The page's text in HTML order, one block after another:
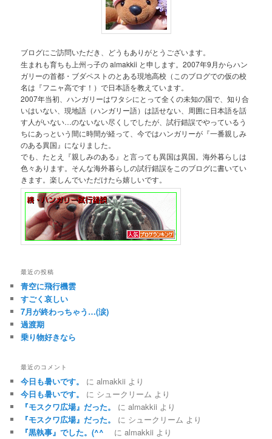
ブログにご訪問いただき、どうもありがとうございます。
生まれも育ちも上州っ子の almakkii と申します。2007年9月からハン
ガリーの首都・ブダペストのとある現地高校（このブログでの仮の校
名は『フニャ高です！）で日本語を教えています。
2007年当初、ハンガリーはワタシにとって全くの未知の国で、知り合
いはいない、現地語（ハンガリー語）は話せない、周囲に日本語を話
す人がいない…のないない尽くしでしたが、試行錯誤でやっているう
ちにあっという間に時間が経って、今ではハンガリーが『一番親しみ
のある異国』になりました。
でも、たとえ『親しみのある』と言っても異国は異国。海外暮らしは
色々あります。そんな海外暮らしの試行錯誤をこのブログに書いてい
きます。楽しんでいただけたら嬉しいです。
最近の投稿
青空に飛行機雲
すごく哀しい
7月が終わっちゃう…(涙)
過渡期
乗り物好きなら
最近のコメント
今日も暑いです。 にalmakkii より
今日も暑いです。
に シュークリーム より
『モスクワ広場』だった。
にalmakkii より
『モスクワ広場』だった。
に シュークリーム より
『黒執事』でした。(^^ゞ
にalmakkii より